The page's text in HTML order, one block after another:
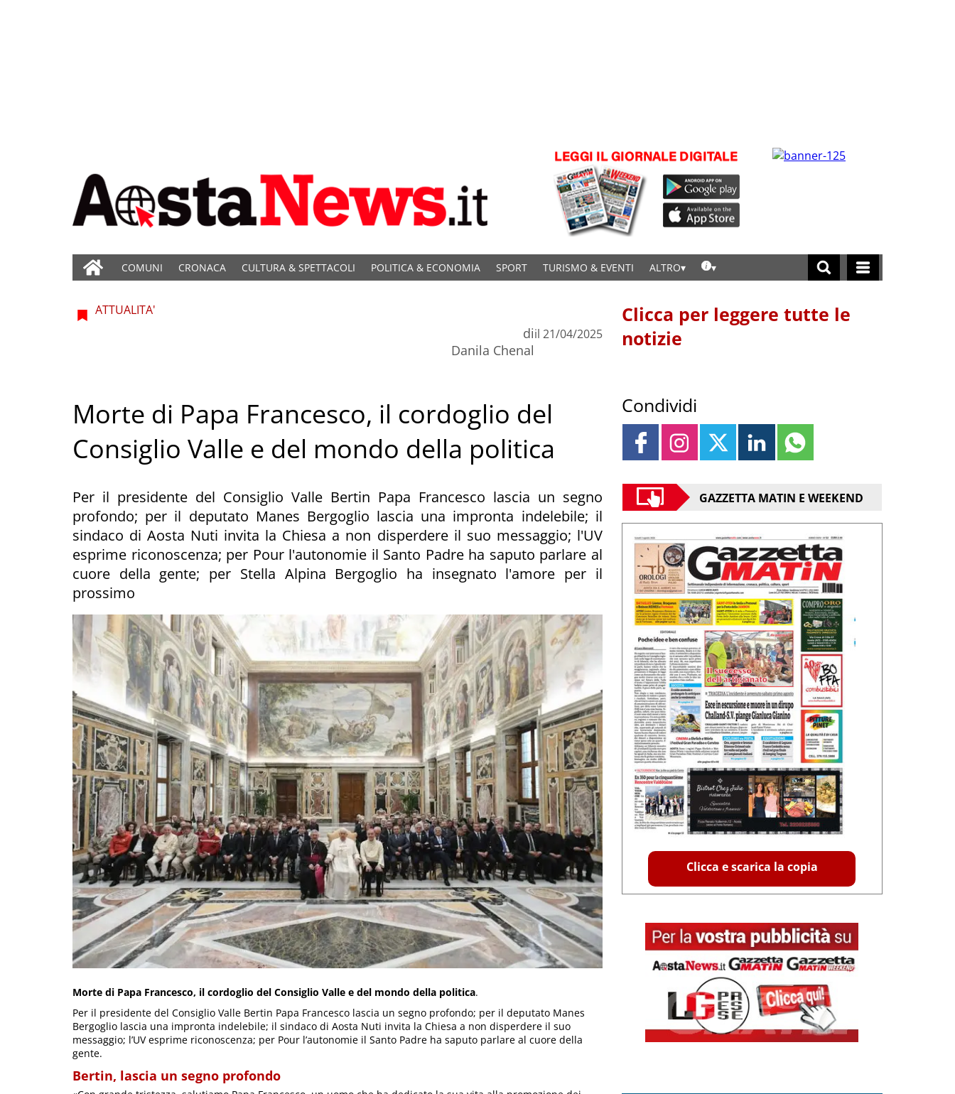
COMUNI CRONACA CULTURA & SPETTACOLI POLITICA & ECONOMIA SPORT TURISMO & EVENTI ALTRO
ATTUALITA'
di
Danila Chenal
il 21/04/2025
Morte di Papa Francesco, il cordoglio del
Consiglio Valle e del mondo della politica
Per il presidente del Consiglio Valle Bertin Papa Francesco lascia un segno
profondo; per il deputato Manes Bergoglio lascia una impronta indelebile; il
sindaco di Aosta Nuti invita la Chiesa a non disperdere il suo messaggio; l'UV
esprime riconoscenza; per Pour l'autonomie il Santo Padre ha saputo parlare al
cuore della gente; per Stella Alpina Bergoglio ha insegnato l'amore per il
prossimo
Morte di Papa Francesco, il cordoglio del Consiglio Valle e del mondo della politica.
Per il presidente del Consiglio Valle Bertin Papa Francesco lascia un segno profondo; per il deputato Manes
Bergoglio lascia una impronta indelebile; il sindaco di Aosta Nuti invita la Chiesa a non disperdere il suo
messaggio; l’UV esprime riconoscenza; per Pour l’autonomie il Santo Padre ha saputo parlare al cuore della
gente.
Bertin, lascia un segno profondo
Clicca per leggere tutte le
notizie
Condividi
GAZZETTA MATIN E WEEKEND
Clicca e scarica la copia